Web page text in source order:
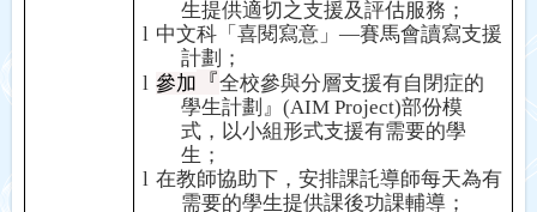
生提供適切之支援及評估服務；
l 中文科「喜閱寫意」—賽馬會讀寫支援
計劃；
l 參加 『全校參與分層支援有自閉症的
學生計劃』(AIM Project)部份模
式，以小組形式支援有需要的學
生；
l 在教師協助下 ，安排課託導師每天為有
需要的學生提供課後功課輔導；